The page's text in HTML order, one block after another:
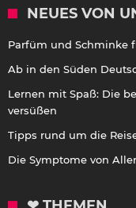
NEUES VON
Parfüm und Schminke
Ab in den Süden
Lernen mit Spaß: Die
versüßen
Tipps rund um die
Die Symptome von